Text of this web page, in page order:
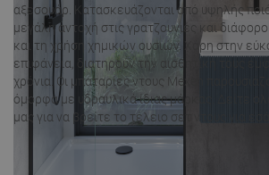
αξεσουάρ. Κατασκευάζονται από υψηλής
μεγάλη αντοχή στις γρατζουνιές και
και τη χρήση χημικών ουσιών. Χάρη στην
επιφάνεια, διατηρούν την αισθητική τους
χρόνια. Οι μπαταρίες ντους Mexen
όμορφα με υδραυλικά ίδιας μάρκας. Δείτε
μας για να βρείτε το τέλειο σετ ντους για